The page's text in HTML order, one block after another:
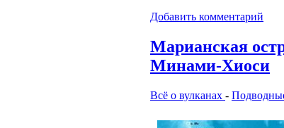
Добавить комментарий
Марианская
Минами-Хиоси
Всё о вулканах -